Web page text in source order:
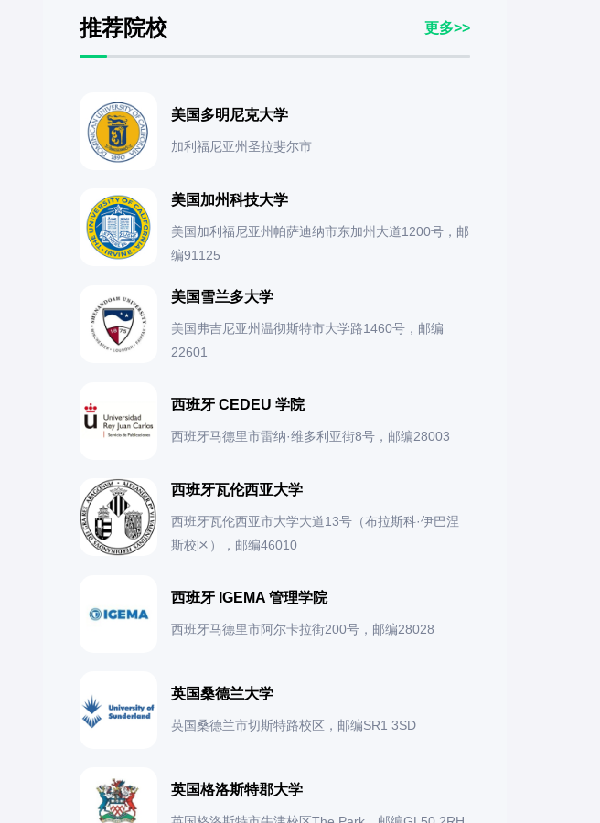
推荐院校 更多>>
美国多明尼克大学
加利福尼亚州圣拉斐尔市
美国加州科技大学
美国加利福尼亚州帕萨迪纳市东加州大道1200号，邮
编91125
美国雪兰多大学
美国弗吉尼亚州温彻斯特市大学路1460号，邮编
22601
西班牙 CEDEU 学院
西班牙马德里市雷纳·维多利亚街8号，邮编28003
西班牙瓦伦西亚大学
西班牙瓦伦西亚市大学大道13号（布拉斯科·伊巴涅
斯校区），邮编46010
西班牙 IGEMA 管理学院
西班牙马德里市阿尔卡拉街200号，邮编28028
英国桑德兰大学
英国桑德兰市切斯特路校区，邮编SR1 3SD
英国格洛斯特郡大学